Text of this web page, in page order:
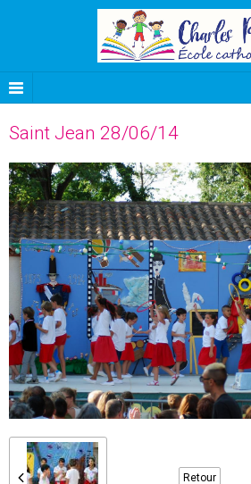
Saint Jean 28/06/14
Retour